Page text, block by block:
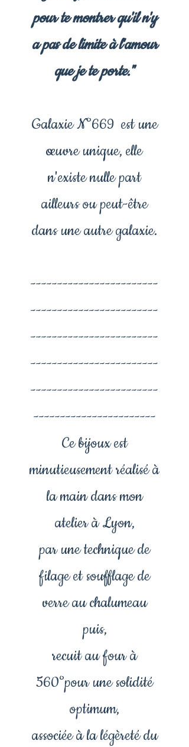
pour te montrer qu'il n'y
a pas de limite à l'amour
que je te porte."
Galaxie N°669 est une
œuvre unique, elle
n'existe nulle part
ailleurs ou peut-être
dans une autre galaxie.
------------------------
------------------------
------------------------
------------------------
------------------------
-----------------------
Ce bijoux est
minutieusement réalisé à
la main dans mon
atelier à Lyon,
par une technique de
filage et soufflage de
verre au chalumeau
puis,
recuit au four à
560°pour une solidité
optimum,
associée à la légèreté du